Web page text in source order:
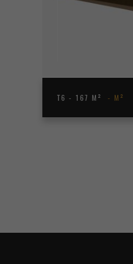
T6 - 167 M² M²